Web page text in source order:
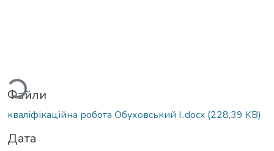
Файли
кваліфікаційна робота Обуховський І..docx (228,39 KB)
Дата